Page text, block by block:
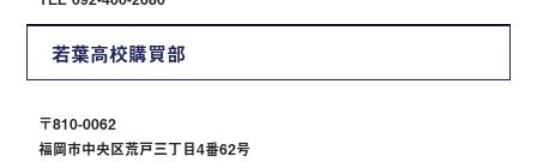
若葉高校購買部
〒810-0062
福岡市中央区荒戸三丁目4番62号